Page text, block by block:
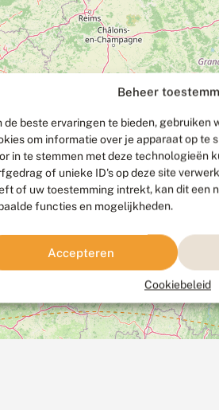
Beheer
de beste ervaringen te bieden, gebruiken
om informatie over je apparaat op te
in te stemmen met deze technologieën
of unieke ID's op deze site
of uw toestemming intrekt, kan dit een
functies en mogelijkheden.
Accepteren
Cookiebeleid